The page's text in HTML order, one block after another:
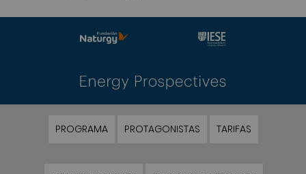
PROGRAMA PROTAGONISTAS TARIFAS